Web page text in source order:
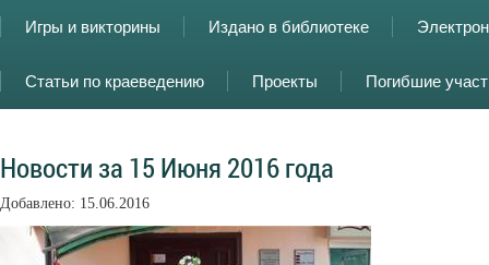
Игры и викторины Издано в библиотеке
Статьи по краеведению Проекты Погибшие
Новости за 15 Июня 2016 года
Добавлено: 15.06.2016